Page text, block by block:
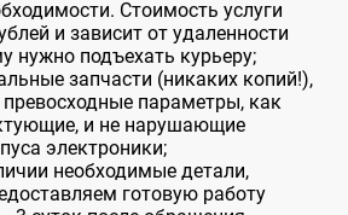
Стоимость услуги
и зависит от удаленности
нужно подъехать курьеру;
запчасти (никаких копий!),
параметры, как
и не нарушающие
электроники;
необходимые детали,
готовую работу